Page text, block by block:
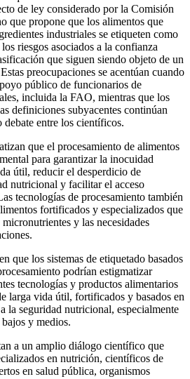
de ley considerado por la Comisión
que propone que los alimentos que
industriales se etiqueten como
riesgos asociados a la confianza
que siguen siendo objeto de un
preocupaciones se acentúan cuando
público de funcionarios de
incluida la FAO, mientras que los
definiciones subyacentes continúan
entre los científicos.
que el procesamiento de alimentos
para garantizar la inocuidad
útil, reducir el desperdicio de
nutricional y facilitar el acceso
tecnologías de procesamiento también
fortificados y especializados que
y las necesidades
que los sistemas de etiquetado basados
podrían estigmatizar
tecnologías y productos alimentarios
larga vida útil, fortificados y basados en
la seguridad nutricional, especialmente
y medios.
a un amplio diálogo científico que
en nutrición, científicos de
en salud pública, organismos